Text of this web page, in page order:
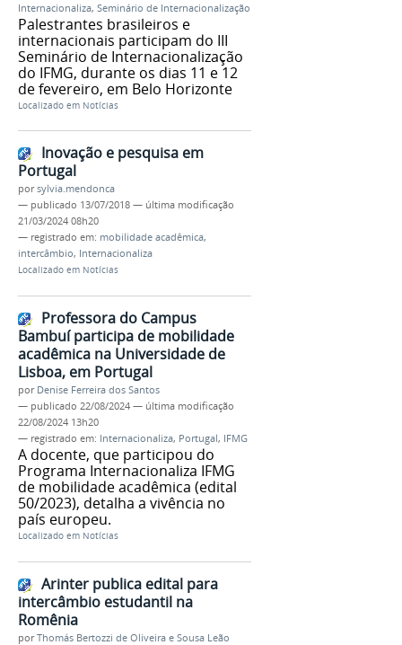
Internacionaliza, Seminário de Internacionalização
Palestrantes brasileiros e
internacionais participam do III
Seminário de Internacionalização
do IFMG, durante os dias 11 e 12
de fevereiro, em Belo Horizonte
Localizado em Notícias
Inovação e pesquisa em
Portugal
porsylvia.mendonca
— publicado 13/07/2018 — última modificação
21/03/2024 08h20
— registrado em: mobilidade acadêmica,
intercâmbio, Internacionaliza
Localizado em Notícias
Professora do Campus
Bambuí participa de mobilidade
acadêmica na Universidade de
Lisboa, em Portugal
por Denise Ferreira dos Santos
— publicado 22/08/2024 — última modificação
22/08/2024 13h20
— registrado em: Internacionaliza, Portugal, IFMG
A docente, que participou do
Programa Internacionaliza IFMG
de mobilidade acadêmica (edital
50/2023), detalha a vivência no
país europeu.
Localizado em Notícias
Arinter publica edital para
intercâmbio estudantil na
Romênia
porThomás Bertozzi de Oliveira e Sousa Leão